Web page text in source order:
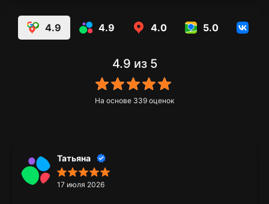
4.9 4.9 4.0 5.0
4.9 из 5
На основе 339 оценок
Татьяна
17 июля 2026